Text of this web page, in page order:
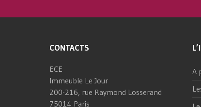
CONTACTS
ECE
Immeuble Le Jour
200-216, rue Raymond Losserand
75014 Paris
A